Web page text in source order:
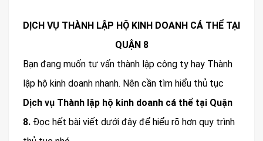
DỊCH VỤ THÀNH LẬP HỘ KINH DOANH CÁ THỂ TẠI
QUẬN 8
Bạn đang muốn tư vấn thành lập công ty hay Thành
lập hộ kinh doanh nhanh. Nên cần tìm hiểu thủ tục
Dịch vụ Thành lập hộ kinh doanh cá thể tại Quận
8. Đọc hết bài viết dưới đây để hiểu rõ hơn quy trình